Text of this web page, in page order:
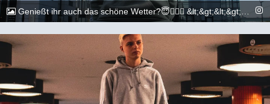
Genießt ihr auch das schöne Wetter?😇🏳️‍🌈🌞 &lt;&gt;&lt;&gt;&lt;&gt;&lt;&gt;&lt;&gt;&lt;&gt;&lt;&gt;&lt;&gt;&lt;&gt;&lt;&gt; 📷: @execuitive_photo &lt;&gt;&lt;&gt;&lt;&gt;&lt;&gt;&lt;&gt;&lt;&gt;&lt;&gt;&lt;&gt;&lt;&gt;&lt;&gt; #gay #lgbtq #Köln #Cologne #german #berlin #boy #marburg #gaylove #eisenach #shooting #summer #summertime #travel #sun #pride #loveislove #gayboy
@_chr2s_ 19. Juli 2022